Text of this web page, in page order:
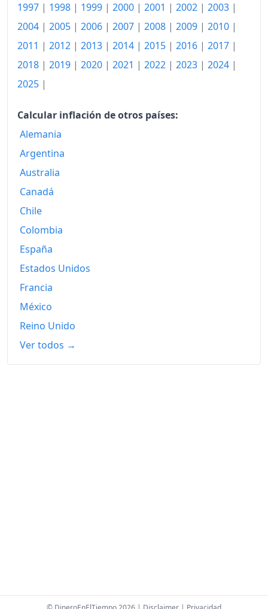
107.10
2018
108.11
2019
108.50
2020
2021
108.34
2022
2024
2025
2026-06
Hoy
1997 | 1998 | 1999 | 2000 | 2001 | 2002 | 2003 |
2004 | 2005 | 2006 | 2007 | 2008 | 2009 | 2010 |
2011 | 2012 | 2013 | 2014 | 2015 | 2016 | 2017 |
2018 | 2019 | 2020 | 2021 | 2022 | 2023 | 2024 |
2025 |
Calcular inflación de otros países:
Alemania
Argentina
Australia
Canadá
Chile
Colombia
España
Estados Unidos
Francia
México
Reino Unido
Ver todos →